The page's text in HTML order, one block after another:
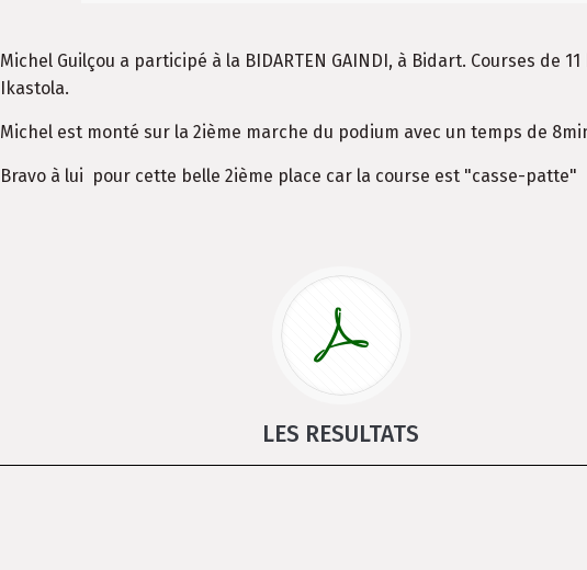
Michel Guilçou a participé à la BIDARTEN GAINDI, à Bidart. Courses de
Ikastola.
Michel est monté sur la 2ième marche du podium avec un temps de
Bravo à lui pour cette belle 2ième place car la course est "casse-patte"
LES RESULTATS